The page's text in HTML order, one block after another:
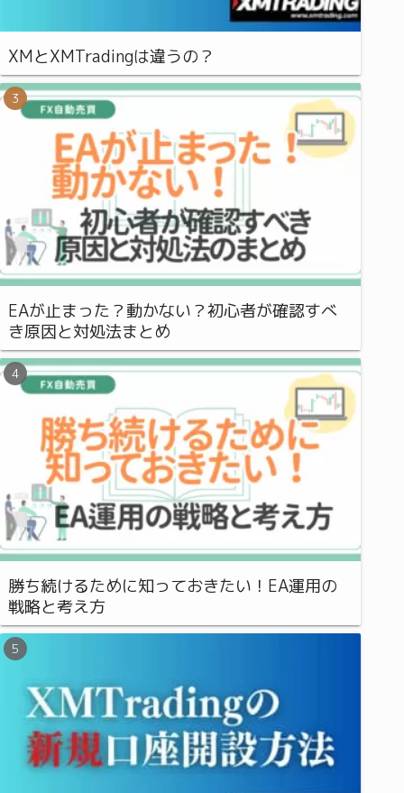
XMとXMTradingは違うの？
EAが止まった？動かない？初心者が確認すべ
き原因と対処法まとめ
勝ち続けるために知っておきたい！EA運用の
戦略と考え方